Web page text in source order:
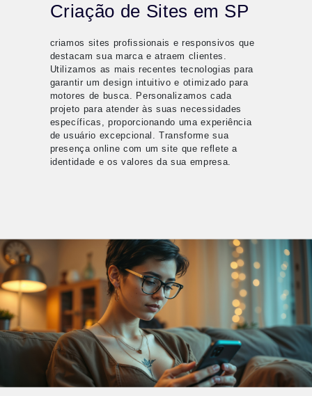
Criação de Sites em SP
criamos sites profissionais e responsivos que
destacam sua marca e atraem clientes.
Utilizamos as mais recentes tecnologias para
garantir um design intuitivo e otimizado para
motores de busca. Personalizamos cada
projeto para atender às suas necessidades
específicas, proporcionando uma experiência
de usuário excepcional. Transforme sua
presença online com um site que reflete a
identidade e os valores da sua empresa.